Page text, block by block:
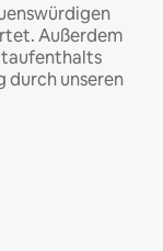
Außerdem
durch unseren